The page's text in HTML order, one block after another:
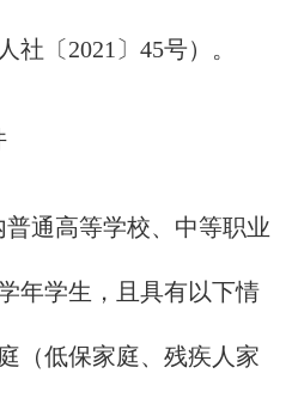
社〔2021〕45号）。
普通高等学校、中等职业
年学生，且具有以下情
（低保家庭、残疾人家